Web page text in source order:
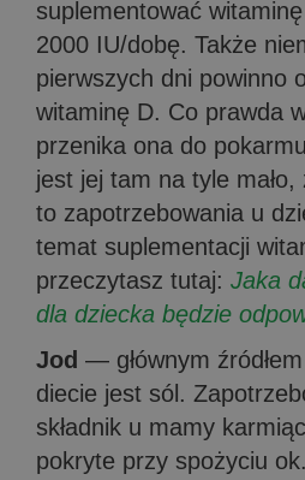
suplementować
2000 IU/dobę. Także
pierwszych dni powinno
witaminę D. Co prawda
przenika ona do
jest jej tam na tyle
to zapotrzebowania u
temat suplementacji
przeczytasz tutaj: Jaka
dla dziecka będzie
Jod — głównym
diecie jest sól.
składnik u mamy
pokryte przy spożyciu